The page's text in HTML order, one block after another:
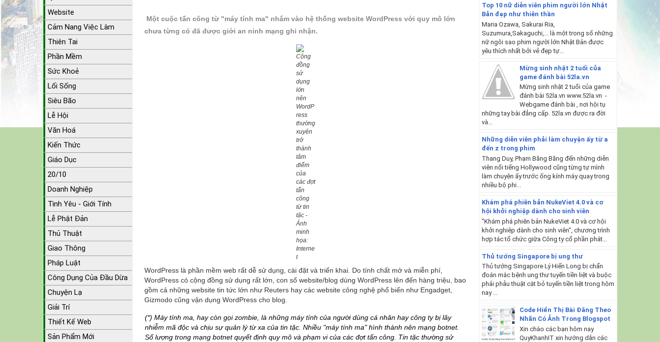
Một cuộc tấn công từ "máy tính ma" nhắm vào hệ thống website WordPress với quy mô lớn
chưa từng có đã được giới an ninh mạng ghi nhận.
Cộng
đồng
sử
dụng
lớn
nên
WordP
ress
thường
xuyên
trở
thành
tâm
điểm
của
các đợt
tấn
công
từ tin
tặc -
Ảnh
minh
họa:
Interne
t
WordPress là phần mềm web rất dễ sử dụng, cài đặt và triển khai. Do tính chất mở và miễn phí,
WordPress có cộng đồng sử dụng rất lớn, con số website/blog dùng WordPress lên đến hàng triệu, bao
gồm cả những website tin tức lớn như Reuters hay các website công nghệ phổ biến như Engadget,
Gizmodo cũng vận dụng WordPress cho blog.
(*) Máy tính ma, hay còn gọi zombie, là những máy tính của người dùng cá nhân hay công ty bị lây
nhiễm mã độc và chịu sự quản lý từ xa của tin tặc. Nhiều "máy tính ma" hình thành nên mạng botnet.
Số lượng trong mạng botnet quyết định quy mô và phạm vi của các đợt tấn công. Tin tặc thường sử
Website
Cảm Nang Việc Làm
Thiên Tai
Phần Mềm
Sức Khoẻ
Lối Sống
Siêu Bão
Lễ Hội
Văn Hoá
Kiến Thức
Giáo Dục
20/10
Doanh Nghiệp
Tình Yêu - Giới Tính
Lễ Phật Đản
Thủ Thuật
Giao Thông
Pháp Luật
Công Dụng Của Đầu Dừa
Chuyện Lạ
Giải Trí
Thiết Kế Web
Sản Phẩm Mới
Top 10 nữ diễn viên phim người lớn Nhật
Bản đẹp như thiên thần
Maria Ozawa, Sakurai Ria,
Suzumura,Sakaguchi,... là một trong số những
nữ ngôi sao phim người lớn Nhật Bản được
yêu thích nhất bởi vẻ đẹp tự...
Mừng sinh nhật 2 tuổi của
game đánh bài 52la.vn
Mừng sinh nhật 2 tuổi của game
đánh bài 52la.vn www.52la.vn -
Webgame đánh bài , nơi hội tụ
những tay bài đẳng cấp. 52la.vn được ra đời
và...
Những diễn viên phải làm chuyện ấy từ a
đến z trong phim
Thang Duy, Phạm Băng Băng đến những diễn
viên nổi tiếng Hollywood cũng từng tự mình
làm chuyện ấy trước ống kính máy quay trong
nhiều bộ phi...
Khám phá phiên bản NukeViet 4.0 và cơ
hội khởi nghiệp dành cho sinh viên
"Khám phá phiên bản NukeViet 4.0 và cơ hội
khởi nghiêp dành cho sinh viên", chương trình
hợp tác tổ chức giữa Công ty cổ phần phát...
Thủ tướng Singapore bị ung thư
Thủ tướng Singapore Lý Hiển Long bị chẩn
đoán mắc bệnh ung thư tuyến tiền liệt và buộc
phải phẫu thuật cắt bỏ tuyến tiền liệt trong hôm
nay ...
Code Hiển Thị Bài Đăng Theo
Nhãn Có Ảnh Trong Blogspot
Xin chào các bạn hôm nay
QuyKhanhIT xin hướng dẫn các